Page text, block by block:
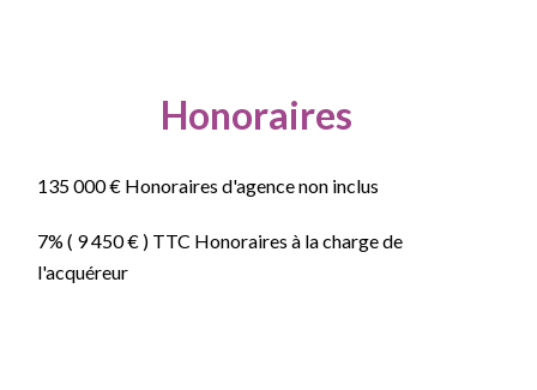
Honoraires
135 000 € Honoraires d'agence non inclus
7% ( 9 450 € ) TTC Honoraires à la charge de
l'acquéreur